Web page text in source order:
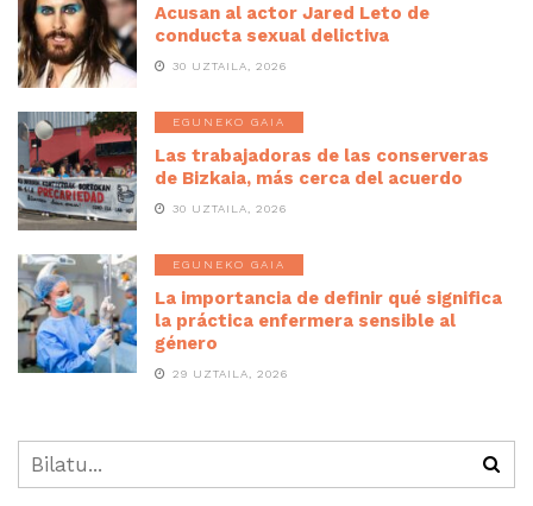
Acusan al actor Jared Leto de
conducta sexual delictiva
30 UZTAILA, 2026
EGUNEKO GAIA
Las trabajadoras de las conserveras
de Bizkaia, más cerca del acuerdo
30 UZTAILA, 2026
EGUNEKO GAIA
La importancia de definir qué significa
la práctica enfermera sensible al
género
29 UZTAILA, 2026